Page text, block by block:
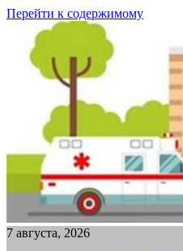
Перейти к содержимому
7 августа, 2026